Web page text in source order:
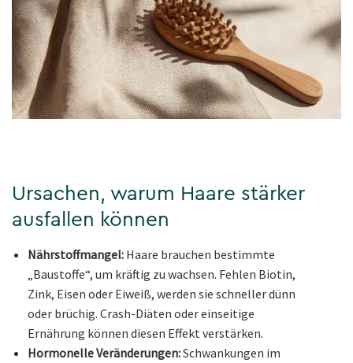
Ursachen, warum Haare stärker
ausfallen können
Nährstoffmangel: Haare brauchen bestimmte
„Baustoffe“, um kräftig zu wachsen. Fehlen Biotin,
Zink, Eisen oder Eiweiß, werden sie schneller dünn
oder brüchig. Crash-Diäten oder einseitige
Ernährung können diesen Effekt verstärken.
Hormonelle Veränderungen:Schwankungen im